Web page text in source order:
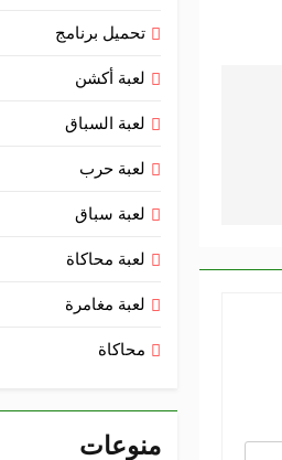
تحميل برنامج
لعبة أكشن
لعبة السباق
لعبة حرب
لعبة سباق
لعبة محاكاة
لعبة مغامرة
محاكاة
منوعات